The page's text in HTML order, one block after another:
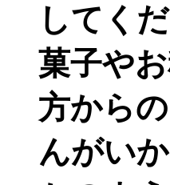
してく
菓子や
方から
んがい